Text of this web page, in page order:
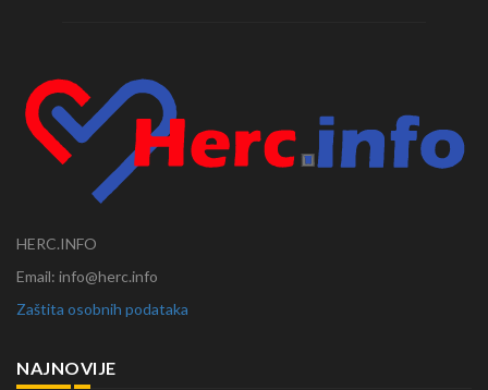
HERC.INFO
Email: info@herc.info
Zaštita osobnih podataka
NAJNOVIJE